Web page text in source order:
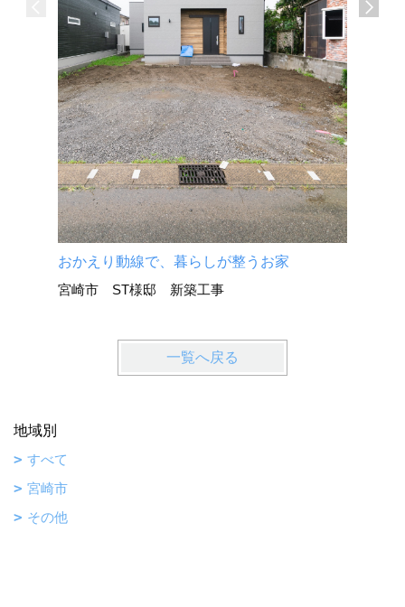
おかえり動線で、暮らしが整うお家
宮崎市 ST様邸 新築工事
介護施
一覧へ戻る
地域別
すべて
宮崎市
その他